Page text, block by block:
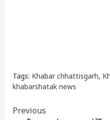
Tags: Khabar chhattisgarh,
khabarshatak news
Continue
Previous